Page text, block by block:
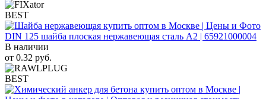
BEST
DIN 125 шайба плоская нержавеющая сталь A2 | 65921000004
В наличии
от 0.32 руб.
BEST